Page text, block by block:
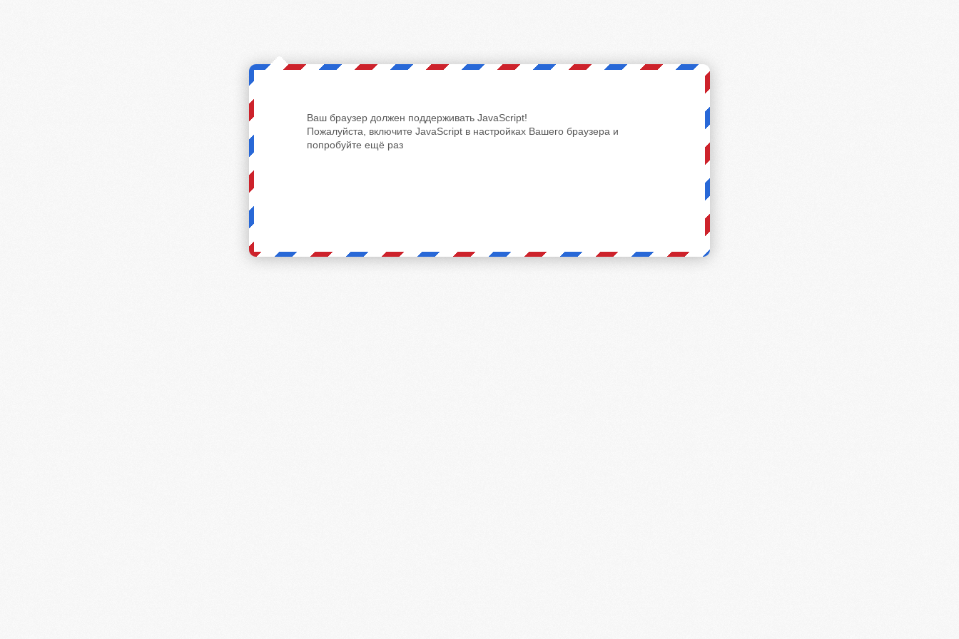
Ваш браузер должен поддерживать JavaScript!
Пожалуйста, включите JavaScript в настройках Вашего браузера и
попробуйте ещё раз